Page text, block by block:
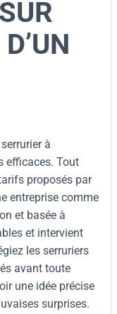
à
efficaces. Tout
proposés par
entreprise comme
et basée à
et intervient
les serruriers
avant toute
une idée précise
surprises.